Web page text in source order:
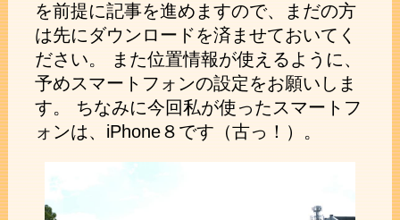
を前提に記事を進めますので、まだの方
は先にダウンロードを済ませておいてく
ださい。 また位置情報が使えるように、
予めスマートフォンの設定をお願いしま
す。 ちなみに今回私が使ったスマートフ
ォンは、iPhone８です（古っ！）。